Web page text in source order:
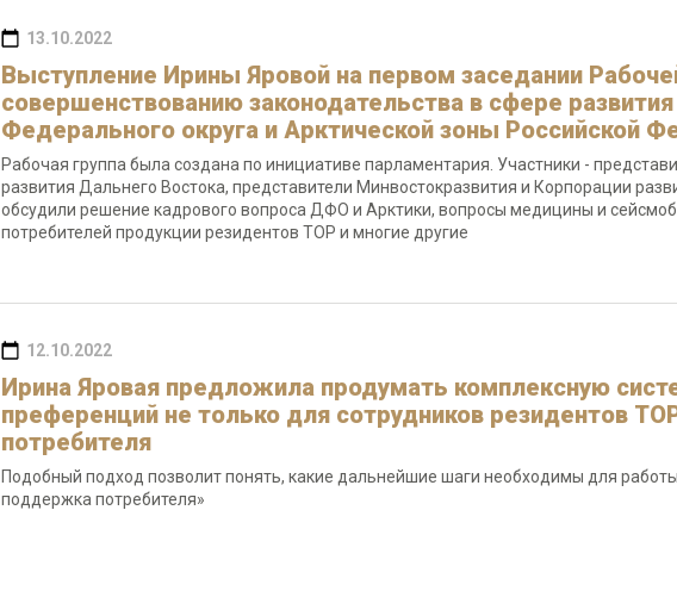
13.10.2022
Выступление Ирины Яровой на первом заседании
совершенствованию законодательства в сфере
Федерального округа и Арктической зоны Российской
Рабочая группа была создана по инициативе парламентария. Участники -
развития Дальнего Востока, представители Минвостокразвития и Корпорации
обсудили решение кадрового вопроса ДФО и Арктики, вопросы медицины и
потребителей продукции резидентов ТОР и многие другие
12.10.2022
Ирина Яровая предложила продумать комплексную
преференций не только для сотрудников резидентов
потребителя
Подобный подход позволит понять, какие дальнейшие шаги необходимы для
поддержка потребителя»